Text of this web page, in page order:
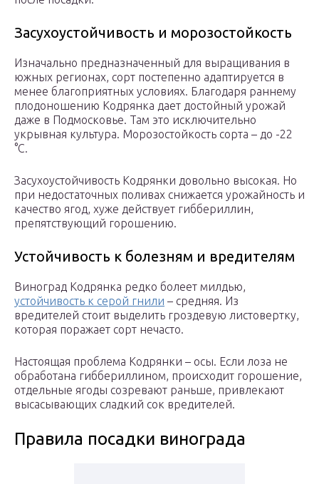
Засухоустойчивость и морозостойкость
Изначально предназначенный для выращивания в
южных регионах, сорт постепенно адаптируется в
менее благоприятных условиях. Благодаря раннему
плодоношению Кодрянка дает достойный урожай
даже в Подмосковье. Там это исключительно
укрывная культура. Морозостойкость сорта – до -22
°С.
Засухоустойчивость Кодрянки довольно высокая. Но
при недостаточных поливах снижается урожайность и
качество ягод, хуже действует гиббериллин,
препятствующий горошению.
Устойчивость к болезням и вредителям
Виноград Кодрянка редко болеет милдью,
устойчивость к серой гнили – средняя. Из
вредителей стоит выделить гроздевую листовертку,
которая поражает сорт нечасто.
Настоящая проблема Кодрянки – осы. Если лоза не
обработана гиббериллином, происходит горошение,
отдельные ягоды созревают раньше, привлекают
высасывающих сладкий сок вредителей.
Правила посадки винограда